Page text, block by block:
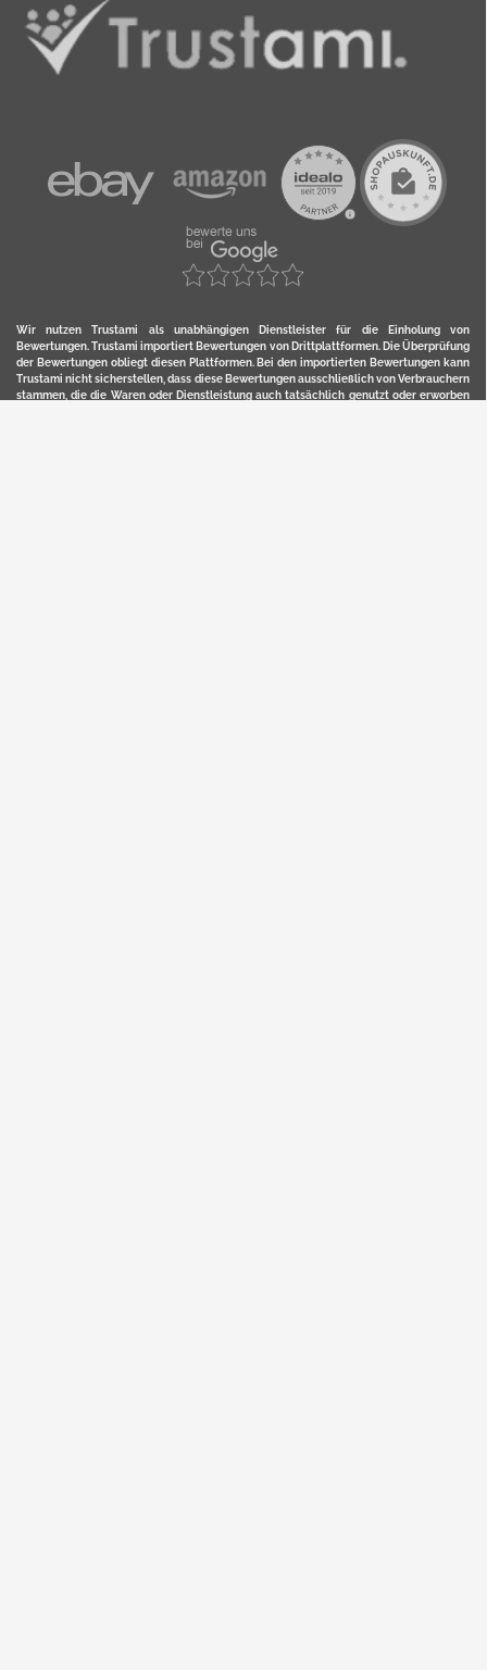
Wir nutzen Trustami als unabhängigen Dienstleister für die Einholung von
Bewertungen. Trustami importiert Bewertungen von Drittplattformen. Die Überprüfung
der Bewertungen obliegt diesen Plattformen. Bei den importierten Bewertungen kann
Trustami nicht sicherstellen, dass diese Bewertungen ausschließlich von Verbrauchern
stammen, die die Waren oder Dienstleistung auch tatsächlich genutzt oder erworben